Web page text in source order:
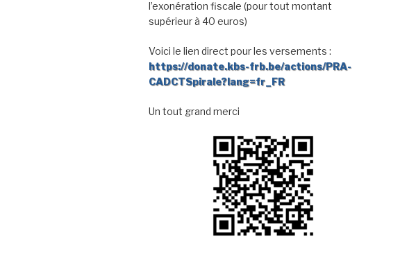
l’exonération fiscale (pour tout montant
supérieur à 40 euros)
Voici le lien direct pour les versements :
https://donate.kbs-frb.be/actions/PRA-
CADCTSpirale?lang=fr_FR
Un tout grand merci